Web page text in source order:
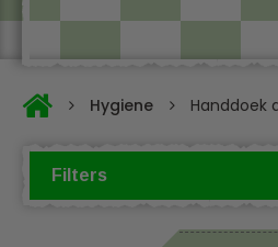
Hygiene Handdoek
Filters